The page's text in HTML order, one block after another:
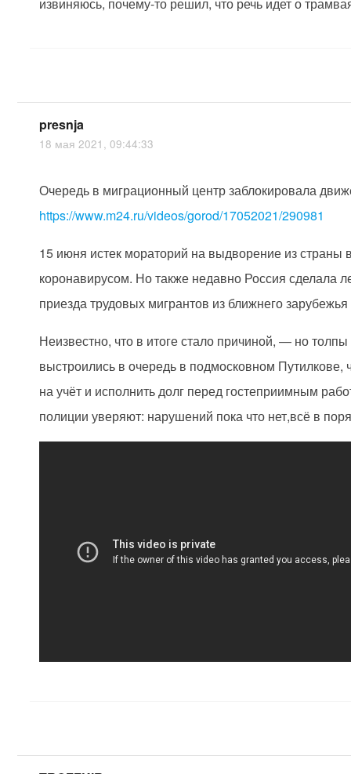
presnja
18 мая 2021, 09:44:33
Очередь в миграционный центр заблокировала
https://www.m24.ru/videos/gorod/17052021/290981
15 июня истек мораторий на выдворение из страны
коронавирусом. Но также недавно Россия сделала
приезда трудовых мигрантов из ближнего зарубежья
Неизвестно, что в итоге стало причиной, — но
выстроились в очередь в подмосковном Путилкове,
на учёт и исполнить долг перед гостеприимным
полиции уверяют: нарушений пока что нет,всё в